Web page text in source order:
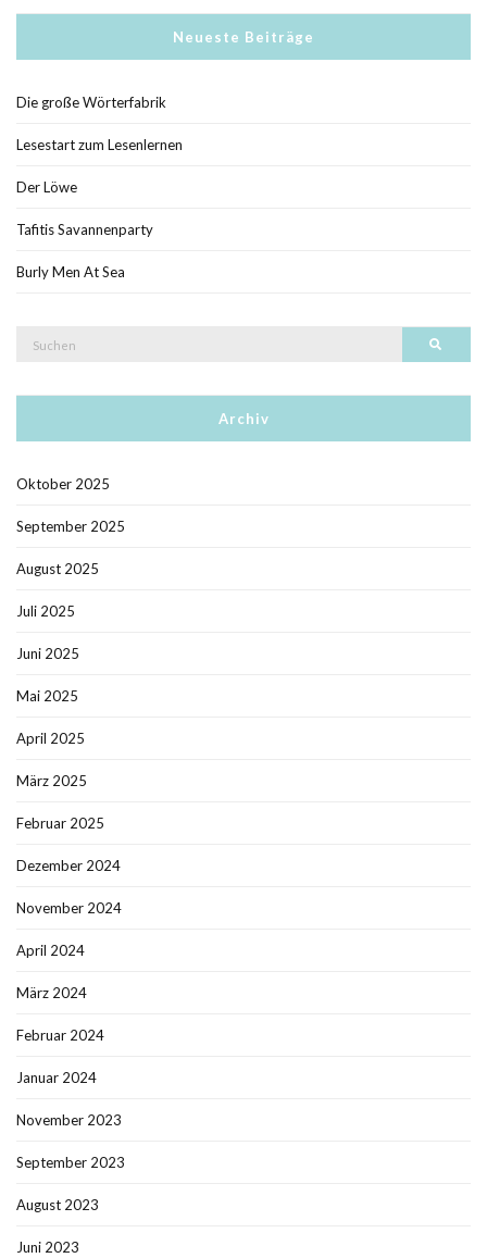
Neueste Beiträge
Die große Wörterfabrik
Lesestart zum Lesenlernen
Der Löwe
Tafitis Savannenparty
Burly Men At Sea
Archiv
Oktober 2025
September 2025
August 2025
Juli 2025
Juni 2025
Mai 2025
April 2025
März 2025
Februar 2025
Dezember 2024
November 2024
April 2024
März 2024
Februar 2024
Januar 2024
November 2023
September 2023
August 2023
Juni 2023